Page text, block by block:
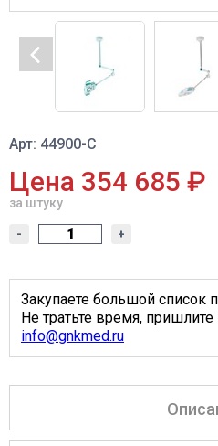
Арт: 44900-С
Цена 354 685 ₽
за штуку
- +
Закупаете большой список
Не тратьте время, пришлите
info@gnkmed.ru